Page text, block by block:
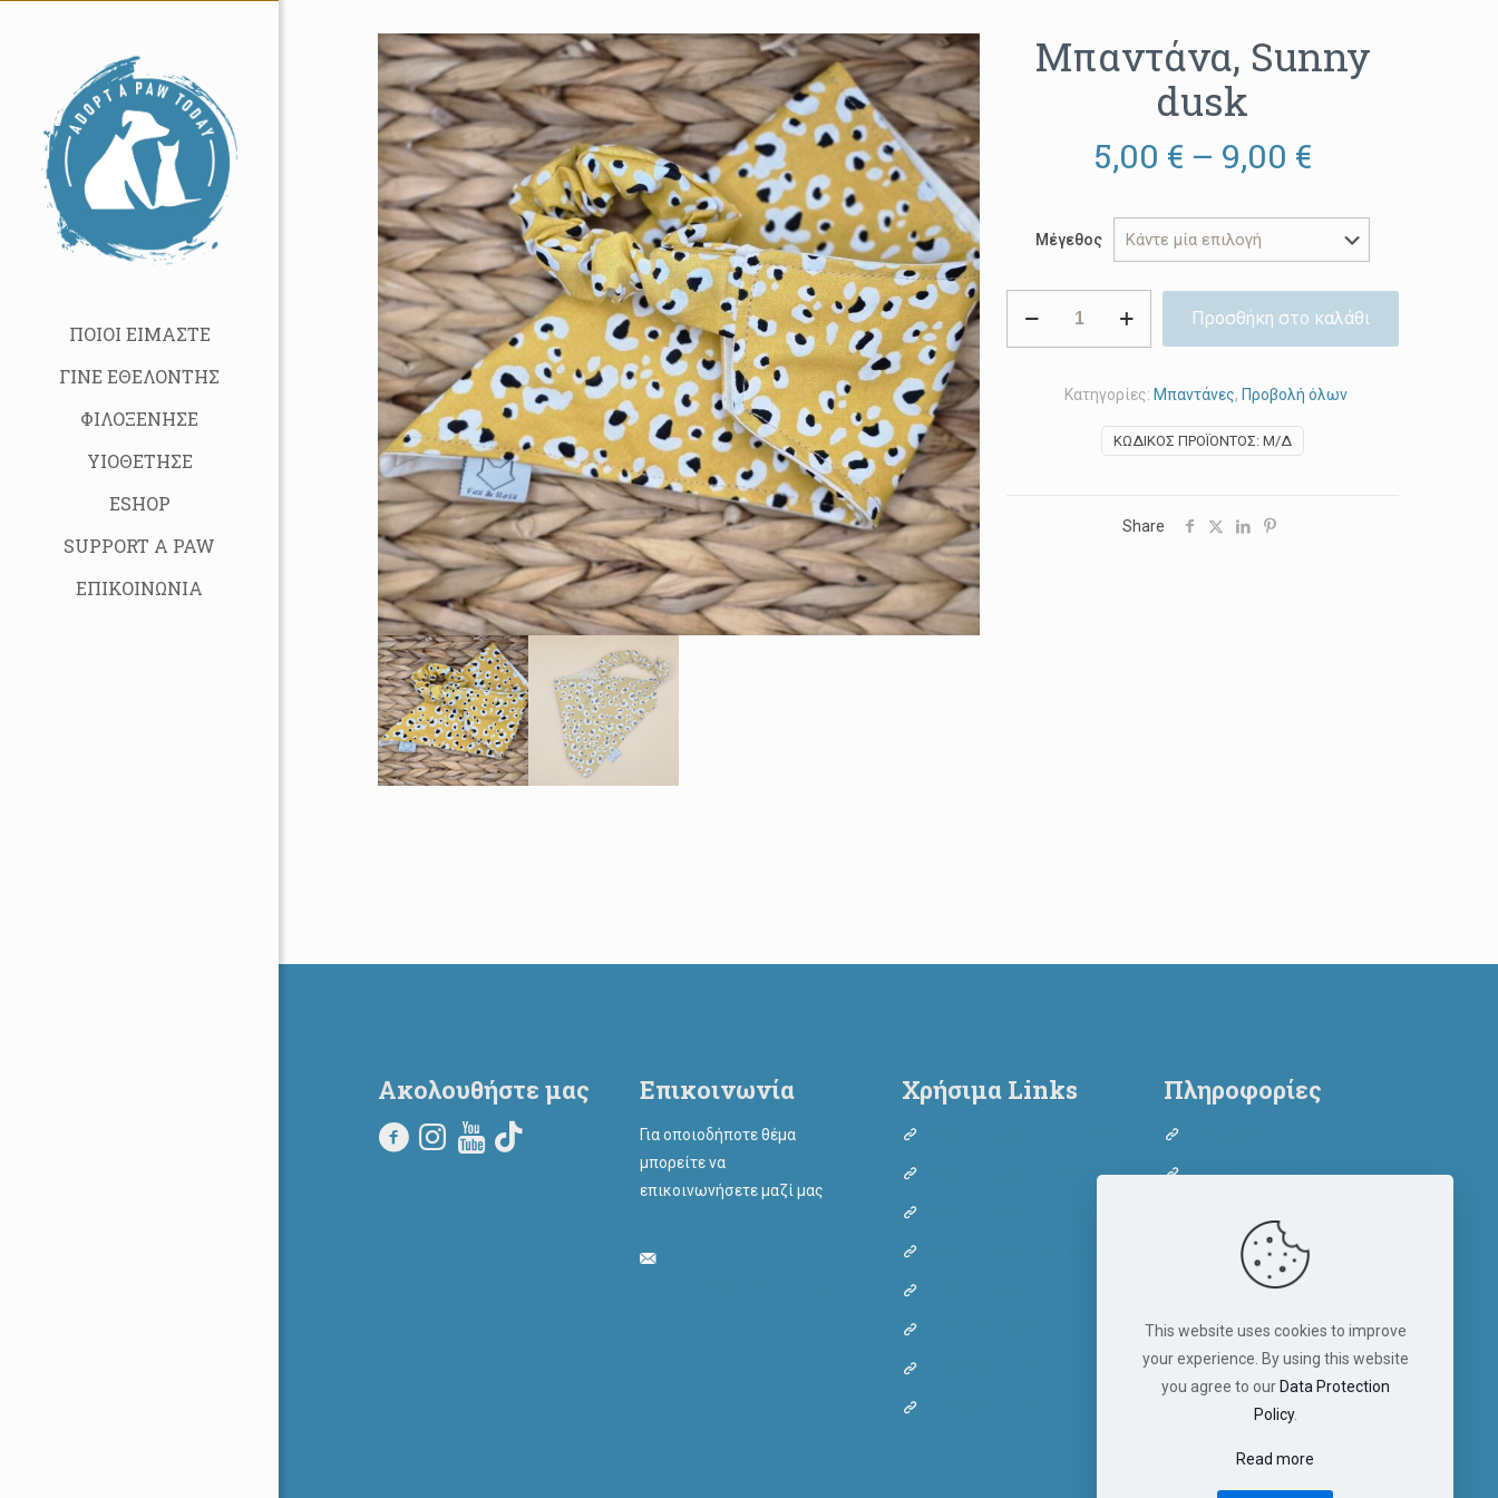
ΠΟΙΟΙ ΕΙΜΑΣΤΕ
ΓΙΝΕ ΕΘΕΛΟΝΤΗΣ
ΦΙΛΟΞΕΝΗΣΕ
ΥΙΟΘΕΤΗΣΕ
ESHOP
SUPPORT A PAW
ΕΠΙΚΟΙΝΩΝΙΑ
Μπαντάνα, Sunny
dusk
5,00 € – 9,00 €Price
5,00 €
through
9,00 €
Μέγεθος
ποσότητα
Προσθήκη στο καλάθι
ΚΩΔΙΚΌΣ ΠΡΟΪΌΝΤΟΣ: Μ/Δ
Κατηγορίες: Μπαντάνες, Προβολή όλων
Share
Ακολουθήστε μας Επικοινωνία
Για οποιοδήποτε θέμα
μπορείτε να
επικοινωνήσετε μαζί μας
Χρήσιμα Links
Φόρμα υιοθεσίας γάτας
Πληροφορίες
Πολιτική Απορρήτου
This website uses cookies to improve
your experience. By using this website
you agree to our Data Protection
Policy.
Read more